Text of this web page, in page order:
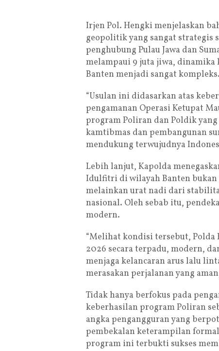
Irjen Pol. Hengki menjelaskan
geopolitik yang sangat strategis
penghubung Pulau Jawa dan
melampaui 9 juta jiwa, dinamika
Banten menjadi sangat kompleks.
“Usulan ini didasarkan atas
pengamanan Operasi Ketupat
program Poliran dan Poldik
kamtibmas dan pembangunan
mendukung terwujudnya
Lebih lanjut, Kapolda
Idulfitri di wilayah Banten bukan
melainkan urat nadi dari
nasional. Oleh sebab itu,
modern.
“Melihat kondisi tersebut, Polda
2026 secara terpadu, modern,
menjaga kelancaran arus lalu
merasakan perjalanan yang
Tidak hanya berfokus pada
keberhasilan program Poliran
angka pengangguran yang
pembekalan keterampilan
program ini terbukti sukses